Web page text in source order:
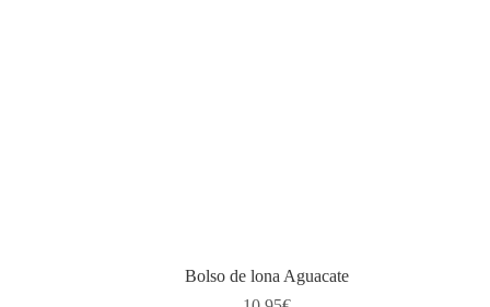
Bolso de lona Aguacate